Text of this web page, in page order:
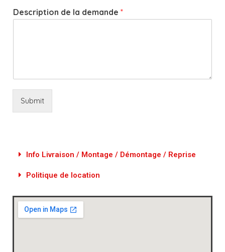
Description de la demande *
Submit
Info Livraison / Montage / Démontage / Reprise
Politique de location